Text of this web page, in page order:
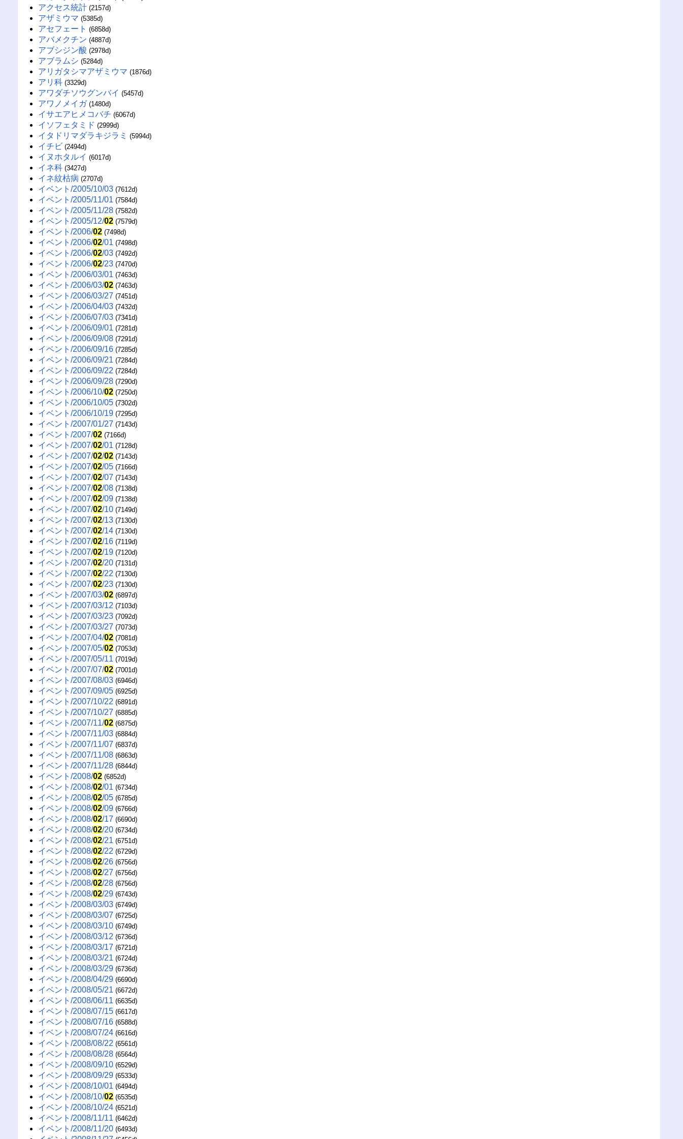
アクセス統計 (2157d)
アザミウマ (5385d)
アセフェート (6858d)
アバメクチン (4887d)
アブシジン酸 (2978d)
アブラムシ (5284d)
アリガタシマアザミウマ (1876d)
アリ科 (3329d)
アワダチソウグンバイ (5457d)
アワノメイガ (1480d)
イサエアヒメコバチ (6067d)
イソフェタミド (2999d)
イタドリマダラキジラミ (5994d)
イチビ (2494d)
イヌホタルイ (6017d)
イネ科 (3427d)
イネ紋枯病 (2707d)
イベント/2005/10/03 (7612d)
イベント/2005/11/01 (7584d)
イベント/2005/11/28 (7582d)
イベント/2005/12/02 (7579d)
イベント/2006/02 (7498d)
イベント/2006/02/01 (7498d)
イベント/2006/02/03 (7492d)
イベント/2006/02/23 (7470d)
イベント/2006/03/01 (7463d)
イベント/2006/03/02 (7463d)
イベント/2006/03/27 (7451d)
イベント/2006/04/03 (7432d)
イベント/2006/07/03 (7341d)
イベント/2006/09/01 (7281d)
イベント/2006/09/08 (7291d)
イベント/2006/09/16 (7285d)
イベント/2006/09/21 (7284d)
イベント/2006/09/22 (7284d)
イベント/2006/09/28 (7290d)
イベント/2006/10/02 (7250d)
イベント/2006/10/05 (7302d)
イベント/2006/10/19 (7295d)
イベント/2007/01/27 (7143d)
イベント/2007/02 (7166d)
イベント/2007/02/01 (7128d)
イベント/2007/02/02 (7143d)
イベント/2007/02/05 (7166d)
イベント/2007/02/07 (7143d)
イベント/2007/02/08 (7138d)
イベント/2007/02/09 (7138d)
イベント/2007/02/10 (7149d)
イベント/2007/02/13 (7130d)
イベント/2007/02/14 (7130d)
イベント/2007/02/16 (7119d)
イベント/2007/02/19 (7120d)
イベント/2007/02/20 (7131d)
イベント/2007/02/22 (7130d)
イベント/2007/02/23 (7130d)
イベント/2007/03/02 (6897d)
イベント/2007/03/12 (7103d)
イベント/2007/03/23 (7092d)
イベント/2007/03/27 (7073d)
イベント/2007/04/02 (7081d)
イベント/2007/05/02 (7053d)
イベント/2007/05/11 (7019d)
イベント/2007/07/02 (7001d)
イベント/2007/08/03 (6946d)
イベント/2007/09/05 (6925d)
イベント/2007/10/22 (6891d)
イベント/2007/10/27 (6885d)
イベント/2007/11/02 (6875d)
イベント/2007/11/03 (6884d)
イベント/2007/11/07 (6837d)
イベント/2007/11/08 (6863d)
イベント/2007/11/28 (6844d)
イベント/2008/02 (6852d)
イベント/2008/02/01 (6734d)
イベント/2008/02/05 (6785d)
イベント/2008/02/09 (6766d)
イベント/2008/02/17 (6690d)
イベント/2008/02/20 (6734d)
イベント/2008/02/21 (6751d)
イベント/2008/02/22 (6729d)
イベント/2008/02/26 (6756d)
イベント/2008/02/27 (6756d)
イベント/2008/02/28 (6756d)
イベント/2008/02/29 (6743d)
イベント/2008/03/03 (6749d)
イベント/2008/03/07 (6725d)
イベント/2008/03/10 (6749d)
イベント/2008/03/12 (6736d)
イベント/2008/03/17 (6721d)
イベント/2008/03/21 (6724d)
イベント/2008/03/29 (6736d)
イベント/2008/04/29 (6690d)
イベント/2008/05/21 (6672d)
イベント/2008/06/11 (6635d)
イベント/2008/07/15 (6617d)
イベント/2008/07/16 (6588d)
イベント/2008/07/24 (6616d)
イベント/2008/08/22 (6561d)
イベント/2008/08/28 (6564d)
イベント/2008/09/10 (6529d)
イベント/2008/09/29 (6533d)
イベント/2008/10/01 (6494d)
イベント/2008/10/02 (6535d)
イベント/2008/10/24 (6521d)
イベント/2008/11/11 (6462d)
イベント/2008/11/20 (6493d)